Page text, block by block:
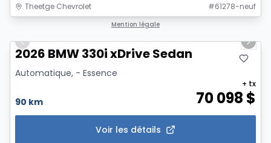
Theetge Chevrolet #61278-neuf
Mention légale
Previous slide
Next
2026 BMW 330i xDrive Sedan
Automatique, - Essence
90 km 70 098 $
+ tx
Voir les détails